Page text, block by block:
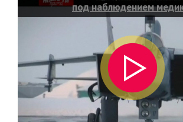
под наблюдением